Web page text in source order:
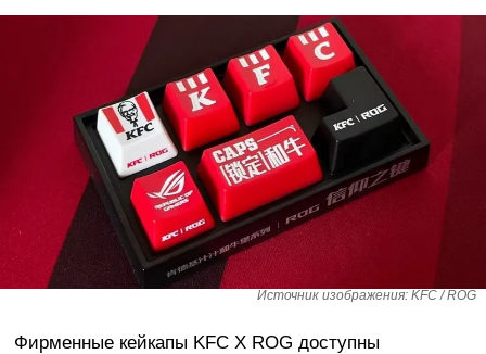
Источник изображения: KFC / ROG
Фирменные кейкапы KFC X ROG доступны